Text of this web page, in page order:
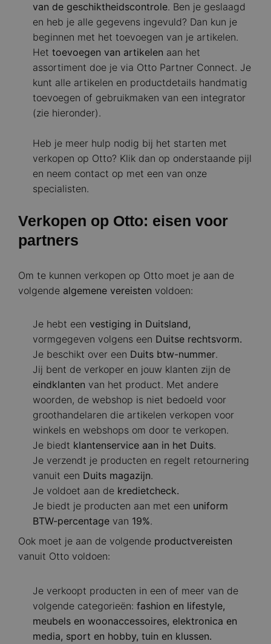
van de geschiktheidscontrole. Ben je geslaagd
en heb je alle gegevens ingevuld? Dan kun je
beginnen met het toevoegen van je artikelen.
Het toevoegen van artikelen aan het
assortiment doe je via Otto Partner Connect. Je
kunt alle artikelen en productdetails handmatig
toevoegen of gebruikmaken van een integrator
(zie hieronder).
Heb je meer hulp nodig bij het starten met
verkopen op Otto? Klik dan op onderstaande pijl
en neem contact op met een van onze
specialisten.
Verkopen op Otto: eisen voor
partners
Om te kunnen verkopen op Otto moet je aan de
volgende algemene vereisten voldoen:
Je hebt een vestiging in Duitsland,
vormgegeven volgens een Duitse rechtsvorm.
Je beschikt over een Duits btw-nummer.
Jij bent de verkoper en jouw klanten zijn de
eindklanten van het product. Met andere
woorden, de webshop is niet bedoeld voor
groothandelaren die artikelen verkopen voor
winkels en webshops om door te verkopen.
Je biedt klantenservice aan in het Duits.
Je verzendt je producten en regelt retournering
vanuit een Duits magazijn.
Je voldoet aan de kredietcheck.
Je biedt je producten aan met een uniform
BTW-percentage van 19%.
Ook moet je aan de volgende productvereisten
vanuit Otto voldoen:
Je verkoopt producten in een of meer van de
volgende categorieën: fashion en lifestyle,
meubels en woonaccessoires, elektronica en
media, sport en hobby, tuin en klussen.